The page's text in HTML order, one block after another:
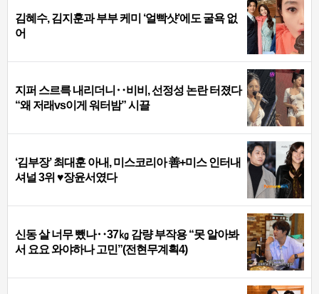
김혜수, 김지훈과 부부 케미 ‘얼빡샷’에도 굴욕 없
어
지퍼 스르륵 내리더니‥비비, 선정성 논란 터졌다
“왜 저래vs이게 워터밤” 시끌
‘김부장’ 최대훈 아내, 미스코리아 善+미스 인터내
셔널 3위 ♥장윤서였다
신동 살 너무 뺐나‥37㎏ 감량 부작용 “못 알아봐
서 요요 와야하나 고민”(전현무계획4)